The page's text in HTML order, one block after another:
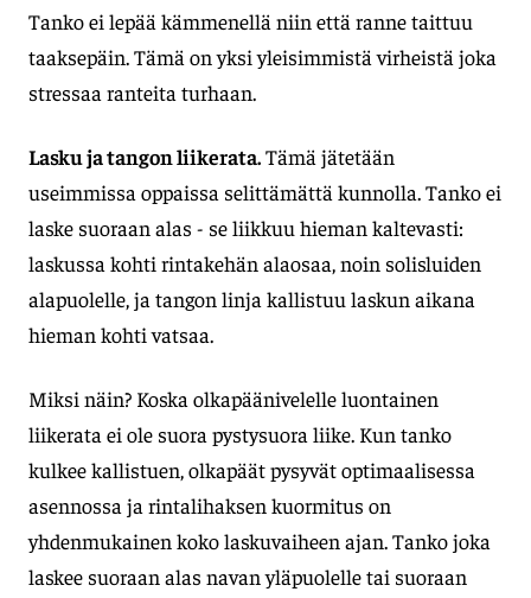
Tanko ei lepää kämmenellä niin että ranne taittuu
taaksepäin. Tämä on yksi yleisimmistä virheistä joka
stressaa ranteita turhaan.
Lasku ja tangon liikerata.Tämä jätetään
useimmissa oppaissa selittämättä kunnolla. Tanko ei
laske suoraan alas - se liikkuu hieman kaltevasti:
laskussa kohti rintakehän alaosaa, noin solisluiden
alapuolelle, ja tangon linja kallistuu laskun aikana
hieman kohti vatsaa.
Miksi näin? Koska olkapäänivelelle luontainen
liikerata ei ole suora pystysuora liike. Kun tanko
kulkee kallistuen, olkapäät pysyvät optimaalisessa
asennossa ja rintalihaksen kuormitus on
yhdenmukainen koko laskuvaiheen ajan. Tanko joka
laskee suoraan alas navan yläpuolelle tai suoraan